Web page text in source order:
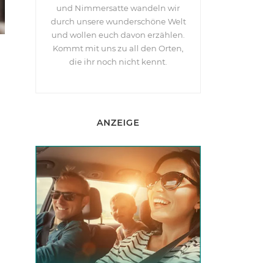
und Nimmersatte wandeln wir
durch unsere wunderschöne Welt
und wollen euch davon erzählen.
Kommt mit uns zu all den Orten,
die ihr noch nicht kennt.
ANZEIGE